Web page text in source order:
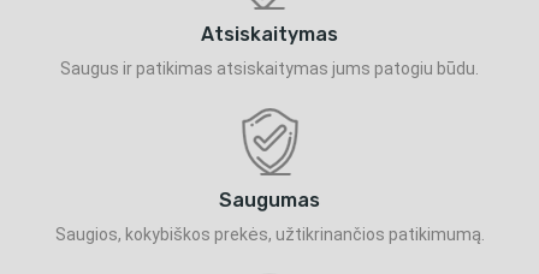
Atsiskaitymas
Saugus ir patikimas atsiskaitymas jums patogiu būdu.
Saugumas
Saugios, kokybiškos prekės, užtikrinančios patikimumą.